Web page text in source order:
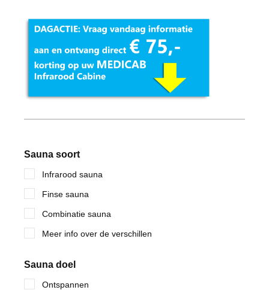
Sauna soort
Infrarood sauna
Finse sauna
Combinatie sauna
Meer info over de verschillen
Sauna doel
Ontspannen